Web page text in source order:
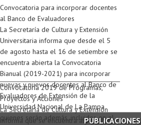
Convocatoria para incorporar docentes
al Banco de Evaluadores
La Secretaría de Cultura y Extensión
Universitaria informa que desde el 5
de agosto hasta el 16 de setiembre se
encuentra abierta la Convocatoria
Bianual (2019-2021) para incorporar
nuevas y nuevos docentes al Banco de
Evaluadores de Extensión de la
Universidad Nacional de La Pampa
quienes serán además, incluidos en el
Convocatoria 2019 de Programas,
Proyectos y Acciones
La Secretaría de Cultura y Extensión
informa que se encuentra abierta hasta
PUBLICACIONES